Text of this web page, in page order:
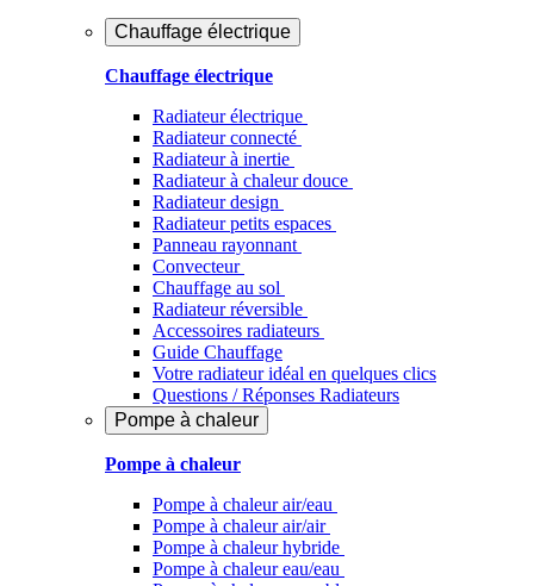
Chauffage électrique
Chauffage électrique
Radiateur électrique
Radiateur connecté
Radiateur à inertie
Radiateur à chaleur douce
Radiateur design
Radiateur petits espaces
Panneau rayonnant
Convecteur
Chauffage au sol
Radiateur réversible
Accessoires radiateurs
Guide Chauffage
Votre radiateur idéal en quelques clics
Questions / Réponses Radiateurs
Pompe à chaleur
Pompe à chaleur
Pompe à chaleur air/eau
Pompe à chaleur air/air
Pompe à chaleur hybride
Pompe à chaleur​ eau/eau